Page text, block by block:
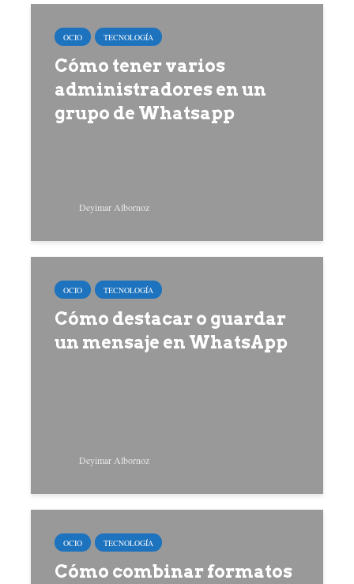
OCIO TECNOLOGÍA
Cómo tener varios
administradores en un
grupo de Whatsapp
Deyimar Albornoz
OCIO TECNOLOGÍA
Cómo destacar o guardar
un mensaje en WhatsApp
Deyimar Albornoz
OCIO TECNOLOGÍA
Cómo combinar formatos